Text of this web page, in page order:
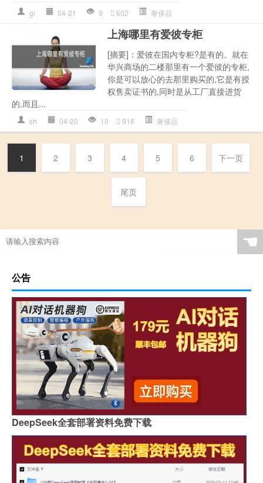
gl 04-21 9 602 奢侈品
上海哪里有爱彼专柜
[摘要]：爱彼在国内专柜?是有的。就在
华兴商场的二楼那里有一个爱彼的专柜,
你是可以放心的去那里购买的,它是有授
权售卖证书的,同时是从工厂直接进货
的,而且...
sh 04-20 10 918 奢侈品
1 2 3 4 5 6 下一页
尾页
☚
公告
DeepSeek全套部署资料免费下载